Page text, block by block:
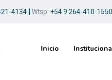
4134 Wtsp: +54 9 264-410-1550
Inicio